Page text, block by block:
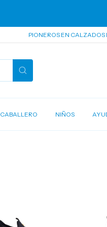
PIONEROS EN CALZADOS
CABALLERO NIÑOS